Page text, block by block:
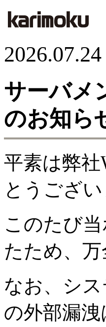
2026.07.24
サーバメ
のお知ら
平素は弊
とうござい
このたび
たため、
なお、シ
の外部漏